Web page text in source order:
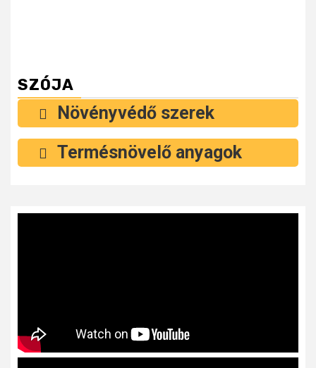
SZÓJA
Növényvédő szerek
Termésnövelő anyagok